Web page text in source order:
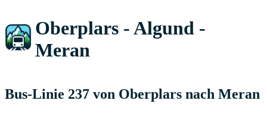
Oberplars - Algund -
Meran
Bus-Linie 237 von Oberplars nach Meran